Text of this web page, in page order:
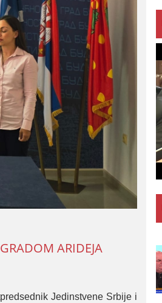
ARIDEJA
Jedinstvene Srbije i